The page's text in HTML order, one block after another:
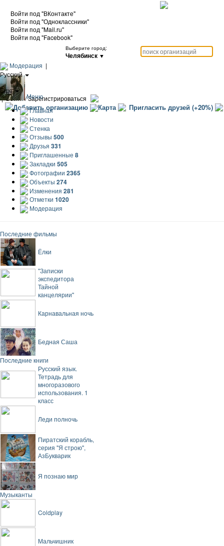
Войти под "ВКонтакте"
Войти под "Одноклассники"
Войти под "Mail.ru"
Войти под "Facebook"
Выберите город:
Челябинск ▼
Модерация |
Русский
|
Еще
|Войти / Зарегистрироваться
Добавить организацию Карта Пригласить друзей (+20%)
Меню
Главная
Новости
Стенка
Отзывы 500
Друзья 331
Приглашенные 8
Закладки 505
Фотографии 2365
Объекты 274
Изменения 281
Отметки 1020
Модерация
Последние фильмы
Ёлки
"Записки
экспедитора
Тайной
канцелярии"
Карнавальная ночь
Бедная Саша
Последние книги
Русский язык.
Тетрадь для
многоразового
использования. 1
класс
Леди полночь
Пиратский корабль,
серия "Я строю",
АзБукварик
Я познаю мир
Музыканты
Coldplay
Мальчишник